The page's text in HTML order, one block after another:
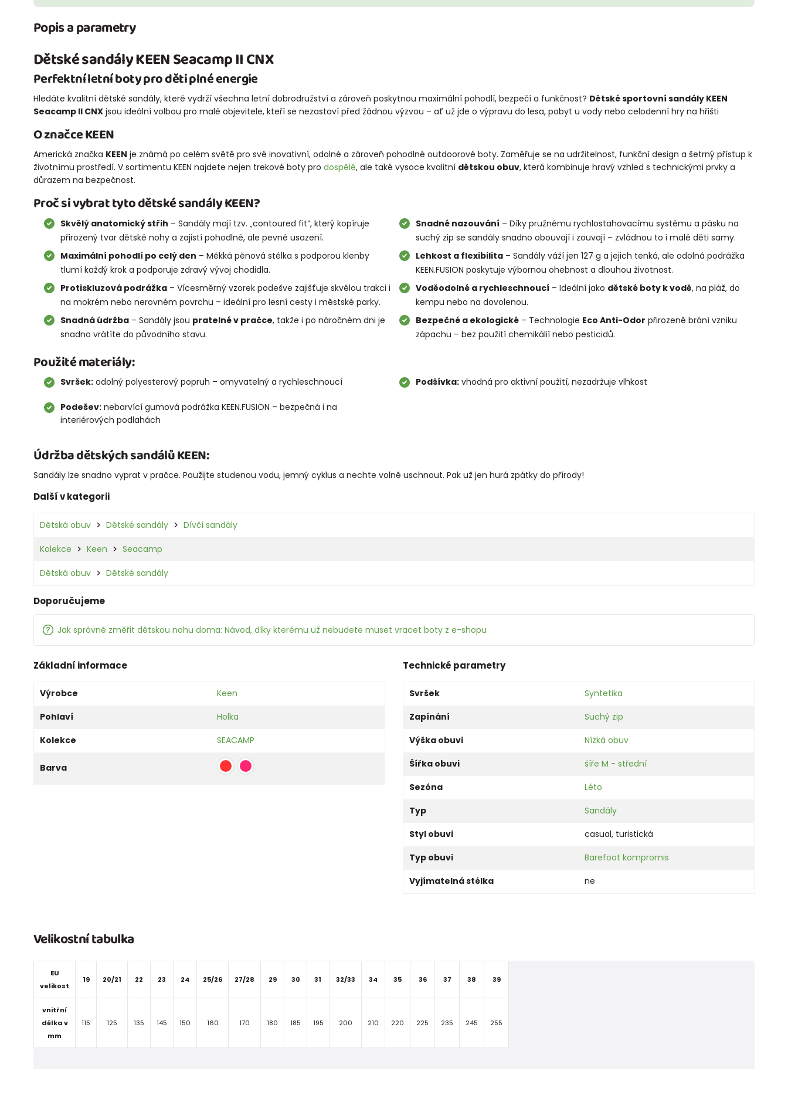
Popis a parametry
Dětské sandályKEEN Seacamp II CNX
Perfektní letní boty pro děti plné energie
Hledáte kvalitní dětské sandály, které vydrží všechna letní dobrodružství a zároveň poskytnou maximální pohodlí, bezpečí a funkčnost? Dětské sportovní sandály KEEN
Seacamp II CNX jsou ideální volbou pro malé objevitele, kteří se nezastaví před žádnou výzvou – ať už jde o výpravu do lesa, pobyt u vody nebo celodenní hry na hřišti
O značce KEEN
Americká značka KEEN je známá po celém světě pro své inovativní, odolné a zároveň pohodlné outdoorové boty. Zaměřuje se na udržitelnost, funkční design a šetrný přístup k
životnímu prostředí. V sortimentu KEEN najdete nejen trekové boty pro dospělé, ale také vysoce kvalitní dětskou obuv, která kombinuje hravý vzhled s technickými prvky a
důrazem na bezpečnost.
Proč si vybrat tyto dětské sandály KEEN?
Skvělý anatomický střih – Sandály mají tzv. „contoured fit“, který kopíruje
přirozený tvar dětské nohy a zajistí pohodlné, ale pevné usazení.
Snadné nazouvání – Díky pružnému rychlostahovacímu systému a pásku na
suchý zip se sandály snadno obouvají i zouvají – zvládnou to i malé děti samy.
Maximální pohodlí po celý den – Měkká pěnová stélka s podporou klenby
tlumí každý krok a podporuje zdravý vývoj chodidla.
Lehkost a flexibilita– Sandály váží jen 127 g a jejich tenká, ale odolná podrážka
KEEN.FUSION poskytuje výbornou ohebnost a dlouhou životnost.
Protiskluzová podrážka– Vícesměrný vzorek podešve zajišťuje skvělou trakci i
na mokrém nebo nerovném povrchu – ideální pro lesní cesty i městské parky.
Voděodolné a rychleschnoucí – Ideální jako dětské boty k vodě, na pláž, do
kempu nebo na dovolenou.
Snadná údržba– Sandály jsou pratelné v pračce, takže i po náročném dni je
snadno vrátíte do původního stavu.
Bezpečné a ekologické– Technologie Eco Anti-Odor přirozeně brání vzniku
zápachu – bez použití chemikálií nebo pesticidů.
Použité materiály:
Svršek:odolný polyesterový popruh – omyvatelný a rychleschnoucí Podšívka:vhodná pro aktivní použití, nezadržuje vlhkost
Podešev:nebarvící gumová podrážka KEEN.FUSION – bezpečná i na
interiérových podlahách
Údržba dětských sandálů KEEN:
Sandály lze snadno vyprat v pračce. Použijte studenou vodu, jemný cyklus a nechte volně uschnout. Pak už jen hurá zpátky do přírody!
Další v kategorii
Dětská obuv Dětské sandály Dívčí sandály
Kolekce Keen Seacamp
Dětská obuv Dětské sandály
Doporučujeme
Jak správně změřit dětskou nohu doma: Návod, díky kterému už nebudete muset vracet boty z e-shopu
Základní informace
Výrobce
Keen
Pohlaví
Holka
Kolekce
SEACAMP
Barva
Technické parametry
Svršek
Syntetika
Zapínání
Suchý zip
Výška obuvi
Nízká obuv
Šířka obuvi
šíře M - střední
Sezóna
Léto
Typ
Sandály
Styl obuvi
casual, turistická
Typ obuvi
Barefoot kompromis
Vyjímatelná stélka
ne
Velikostní tabulka
EU
velikost
19 20/21 22 23 24 25/26 27/28 29 30 31 32/33 34 35 36 37 38 39
vnitřní
délka v
mm
115 125 135 145 150 160 170 180 185 195 200 210 220 225 235 245 255